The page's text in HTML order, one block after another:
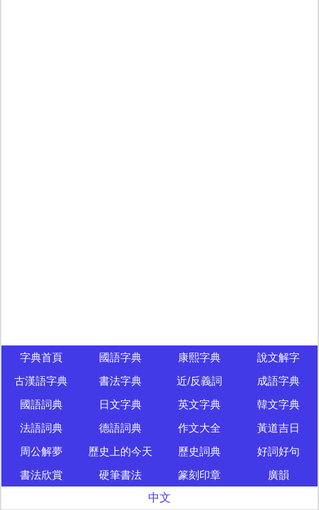
字典首頁 國語字典 康熙字典
說文解字
古漢語字典
書法字典 近/反義詞
成語字典
國語詞典
日文字典 英文字典
韓文字典
法語詞典
德語詞典 作文大全
黃道吉日
周公解夢
歷史上的今天 歷史詞典
好詞好句
書法欣賞
硬筆書法 篆刻印章
廣韻
中文